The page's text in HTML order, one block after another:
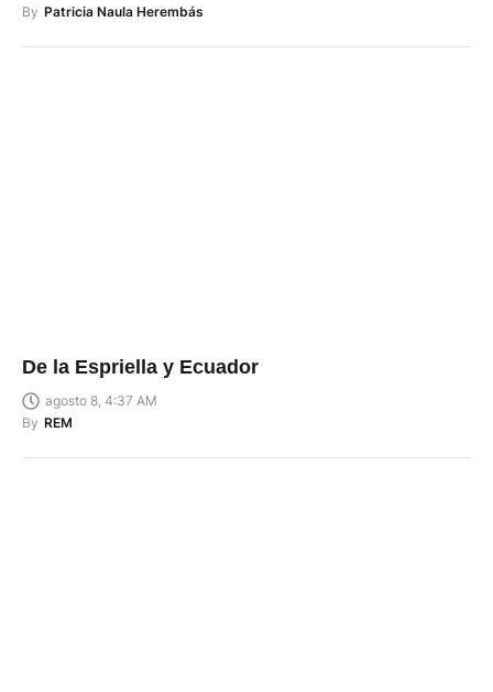
By Patricia Naula Herembás
De la Espriella y Ecuador
agosto 8, 4:37 AM
By REM